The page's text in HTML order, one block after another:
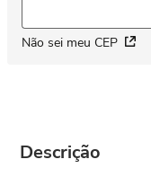
Não sei meu CEP
Descrição